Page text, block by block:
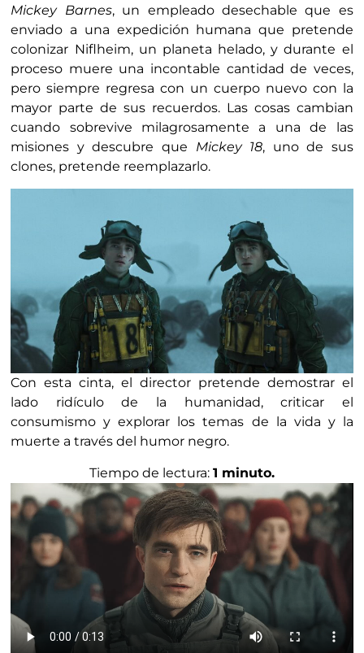
Tiempo de lectura: 1 minuto.
Mickey Barnes, un empleado desechable que es
enviado a una expedición humana que pretende
colonizar Niflheim, un planeta helado, y durante el
proceso muere una incontable cantidad de veces,
pero siempre regresa con un cuerpo nuevo con la
mayor parte de sus recuerdos. Las cosas cambian
cuando sobrevive milagrosamente a una de las
misiones y descubre que Mickey 18, uno de sus
clones, pretende reemplazarlo.
Con esta cinta, el director pretende demostrar el
lado ridículo de la humanidad, criticar el
consumismo y explorar los temas de la vida y la
muerte a través del humor negro.